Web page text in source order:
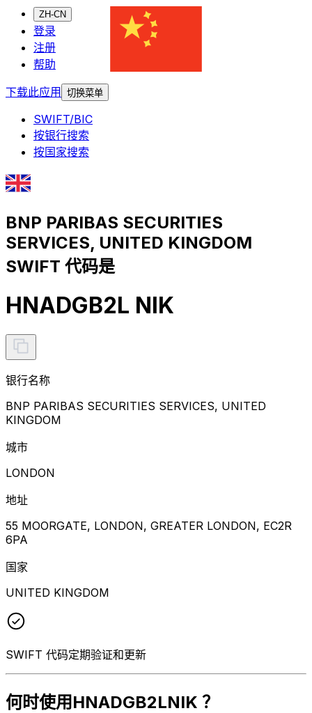
ZH-CN
登录
注册
帮助
下载此应用
切换菜单
SWIFT/BIC
按银行搜索
按国家搜索
BNP PARIBAS SECURITIES
SERVICES, UNITED KINGDOM
SWIFT 代码是
HNADGB2L NIK
银行名称
BNP PARIBAS SECURITIES SERVICES, UNITED
KINGDOM
城市
LONDON
地址
55 MOORGATE, LONDON, GREATER LONDON, EC2R
6PA
国家
UNITED KINGDOM
SWIFT 代码定期验证和更新
何时使用HNADGB2LNIK ？